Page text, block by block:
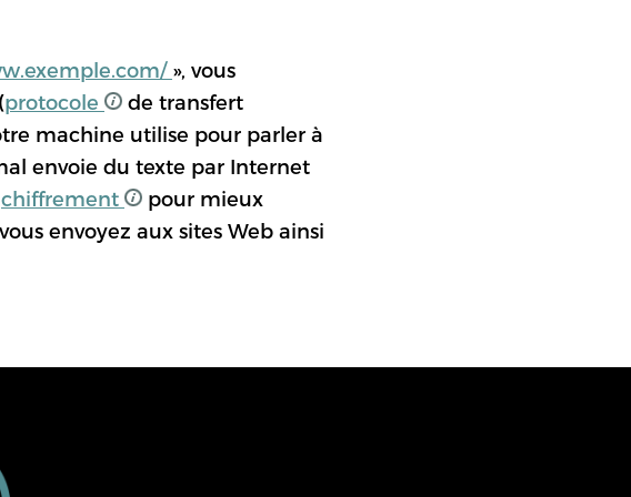
پښتو
าไทย
اردو
», vous
protocole
de transfert
machine utilise pour parler à
envoie du texte par Internet
chiffrement
pour mieux
envoyez aux sites Web ainsi